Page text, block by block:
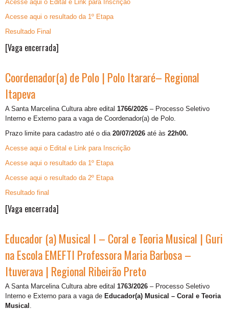
Acesse aqui o Edital e Link para Inscrição
Acesse aqui o resultado da 1º Etapa
Resultado Final
[Vaga encerrada]
Coordenador(a) de Polo | Polo Itararé– Regional
Itapeva
A Santa Marcelina Cultura abre edital 1766/2026 – Processo Seletivo
Interno e Externo para a vaga de Coordenador(a) de Polo.
Prazo limite para cadastro até o dia20/07/2026 até às 22h00.
Acesse aqui o Edital e Link para Inscrição
Acesse aqui o resultado da 1º Etapa
Acesse aqui o resultado da 2º Etapa
Resultado final
[Vaga encerrada]
Educador (a) Musical I – Coral e Teoria Musical | Guri
na Escola EMEFTI Professora Maria Barbosa –
Ituverava | Regional Ribeirão Preto
A Santa Marcelina Cultura abre edital 1763/2026 – Processo Seletivo
Interno e Externo para a vaga de Educador(a) Musical – Coral e Teoria
Musical .